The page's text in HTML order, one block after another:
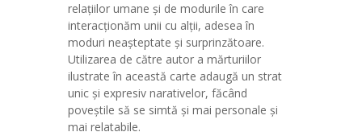
relațiilor umane și de modurile în care
interacționăm unii cu alții, adesea în
moduri neașteptate și surprinzătoare.
Utilizarea de către autor a mărturiilor
ilustrate în această carte adaugă un strat
unic și expresiv narativelor, făcând
poveștile să se simtă și mai personale și
mai relatabile.